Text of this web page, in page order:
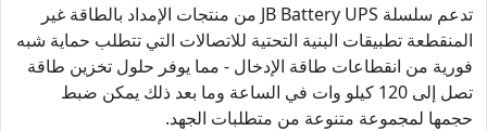
تدعم سلسلة JB Battery UPS من منتجات الإمداد بالطاقة غير
المنقطعة تطبيقات البنية التحتية للاتصالات التي تتطلب حماية شبه
فورية من انقطاعات طاقة الإدخال - مما يوفر حلول تخزين طاقة
تصل إلى 120 كيلو وات في الساعة وما بعد ذلك يمكن ضبط
حجمها لمجموعة متنوعة من متطلبات الجهد.